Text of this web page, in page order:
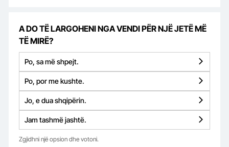
A DO TË LARGOHENI NGA VENDI PËR NJË JETË MË
TË MIRË?
Po, sa më shpejt.
Po, por me kushte.
Jo, e dua shqipërin.
Jam tashmë jashtë.
Zgjidhni një opsion dhe votoni.